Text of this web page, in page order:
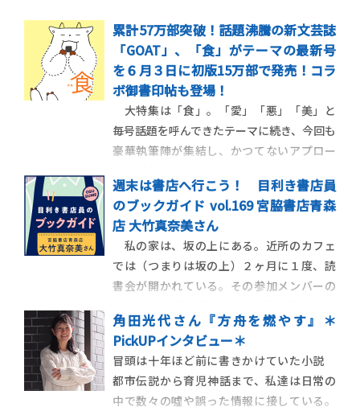
累計57万部突破！話題沸騰の新文芸誌
「GOAT」、「食」がテーマの最新号
を６月３日に初版15万部で発売！コラ
ボ御書印帖も登場！
大特集は「食」。「愛」「悪」「美」と
毎号話題を呼んできたテーマに続き、今回も
豪華執筆陣が集結し、かつてないアプロー
受賞した『成瀬は天下を取りにいく』シリ
ーズが累計210万部を突破している宮島未奈
さんの『それいけ！平安部』最新作が
「GOAT」に登場！ 市川沙央、梨、麻布競
馬場、
週末は書店へ行こう！ 目利き書店員
のブックガイド vol.169 宮脇書店青森
店 大竹真奈美さん
私の家は、坂の上にある。近所のカフェ
では（つまりは坂の上）２ヶ月に１度、読
書会が開かれている。その参加メンバーの
だ。課題書を読了し、皆で集まり自らの感
想を述べ合う。自分では手にしないであろ
う作品を読んだり、自分とは異なる解釈に
触れたりできることが楽しいそうだ。この
作品に親近感が湧い
角田光代さん『方舟を燃やす』＊
PickUPインタビュー＊
冒頭は十年ほど前に書きかけていた小説
都市伝説から育児神話まで、私達は日常の
中で数々の噓や誤った情報に接している。